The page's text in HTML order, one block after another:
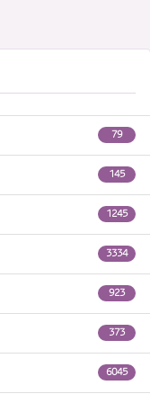
79
145
1245
3334
923
373
6045